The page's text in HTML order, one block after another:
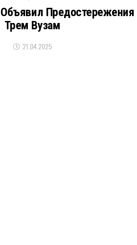
Предостережения
Трем Вузам
21.04.2025